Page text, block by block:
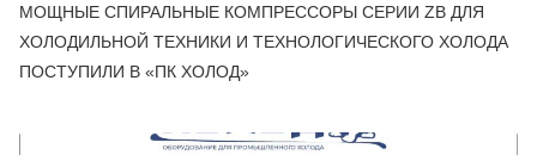
МОЩНЫЕ СПИРАЛЬНЫЕ КОМПРЕССОРЫ СЕРИИ ZB ДЛЯ
ХОЛОДИЛЬНОЙ ТЕХНИКИ И ТЕХНОЛОГИЧЕСКОГО ХОЛОДА
ПОСТУПИЛИ В «ПК ХОЛОД»